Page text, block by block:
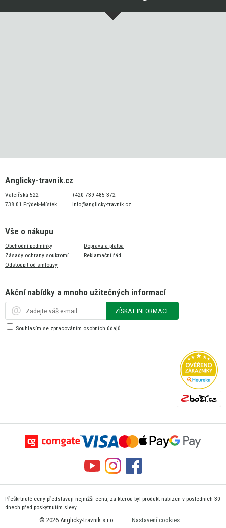
Anglicky-travnik.cz
Valcířská 522
738 01 Frýdek-Místek
+420 739 485 372
info@anglicky-travnik.cz
Vše o nákupu
Obchodní podmínky
Zásady ochrany soukromí
Odstoupit od smlouvy
Doprava a platba
Reklamační řád
Akční nabídky a mnoho užitečných informací
ZÍSKAT INFORMACE
Souhlasím se zpracováním osobních údajů
Přeškrtnuté ceny představují nejnižší cenu, za kterou byl produkt nabízen v posledních 30
dnech před poskytnutím slevy.
© 2026 Anglicky-travnik s.r.o. Nastavení cookies